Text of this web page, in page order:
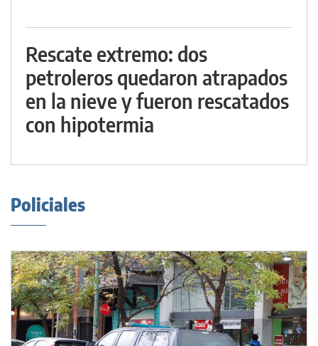
Rescate extremo: dos
petroleros quedaron atrapados
en la nieve y fueron rescatados
con hipotermia
Policiales